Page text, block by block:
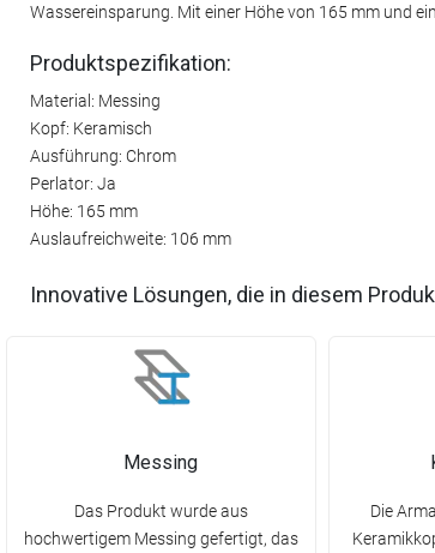
Wassereinsparung. Mit einer Höhe von 165 mm und
Produktspezifikation:
Material: Messing
Kopf: Keramisch
Ausführung: Chrom
Perlator: Ja
Höhe: 165 mm
Auslaufreichweite: 106 mm
Innovative Lösungen, die in diesem
Messing
Das Produkt wurde aus
hochwertigem Messing gefertigt, das
Die